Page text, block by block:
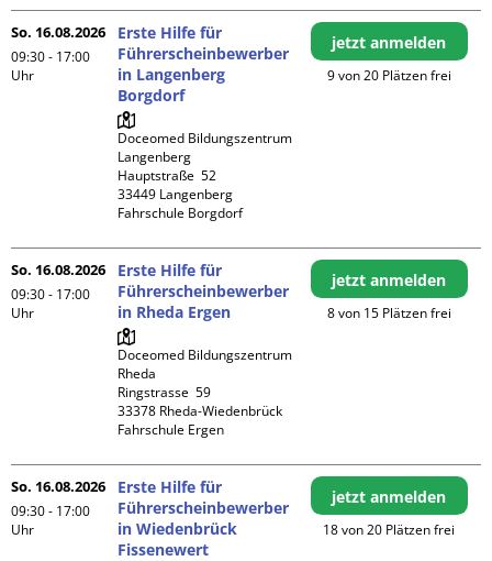
So. 16.08.2026
09:30 - 17:00
Uhr
Erste Hilfe für
Führerscheinbewerber
in Langenberg
Borgdorf
Doceomed Bildungszentrum
Langenberg
Hauptstraße  52
33449 Langenberg
Fahrschule Borgdorf
jetzt anmelden
9 von 20 Plätzen frei
So. 16.08.2026
09:30 - 17:00
Uhr
Erste Hilfe für
Führerscheinbewerber
in Rheda Ergen
Doceomed Bildungszentrum
Rheda
Ringstrasse  59
33378 Rheda-Wiedenbrück
Fahrschule Ergen
jetzt anmelden
8 von 15 Plätzen frei
So. 16.08.2026
09:30 - 17:00
Uhr
Erste Hilfe für
Führerscheinbewerber
in Wiedenbrück
Fissenewert
jetzt anmelden
18 von 20 Plätzen frei